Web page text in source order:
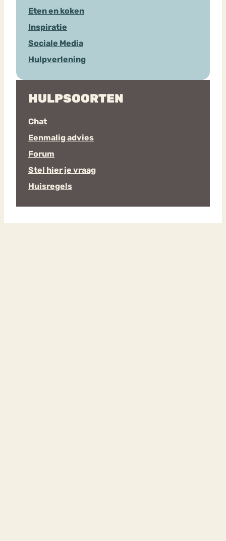
Eten en koken
Inspiratie
Sociale Media
Hulpverlening
HULPSOORTEN
Chat
Eenmalig advies
Forum
Stel hier je vraag
Huisregels